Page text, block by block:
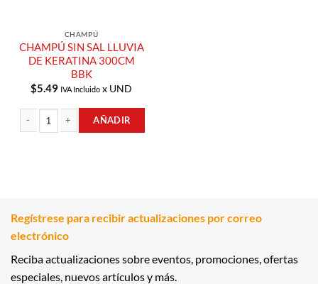
CHAMPÚ
CHAMPÚ SIN SAL LLUVIA
DE KERATINA 300CM
BBK
$5.49 IVA Incluido x UND
AÑADIR
Regístrese para recibir actualizaciones por correo
electrónico
Reciba actualizaciones sobre eventos, promociones, ofertas
especiales, nuevos artículos y más.